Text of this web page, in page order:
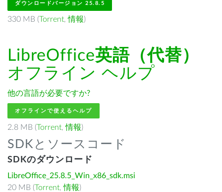
ダウンロードバージョン 25.8.5
330 MB (Torrent,情報)
LibreOffice英語（代替）
オフライン ヘルプ
他の言語が必要ですか?
オフラインで使えるヘルプ
2.8 MB (Torrent,情報)
SDKとソースコード
SDKのダウンロード
LibreOffice_25.8.5_Win_x86_sdk.msi
20 MB (Torrent,情報)